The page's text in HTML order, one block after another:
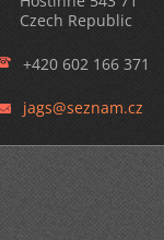
Czech Republic
+420 602 166 371
jags@seznam.cz